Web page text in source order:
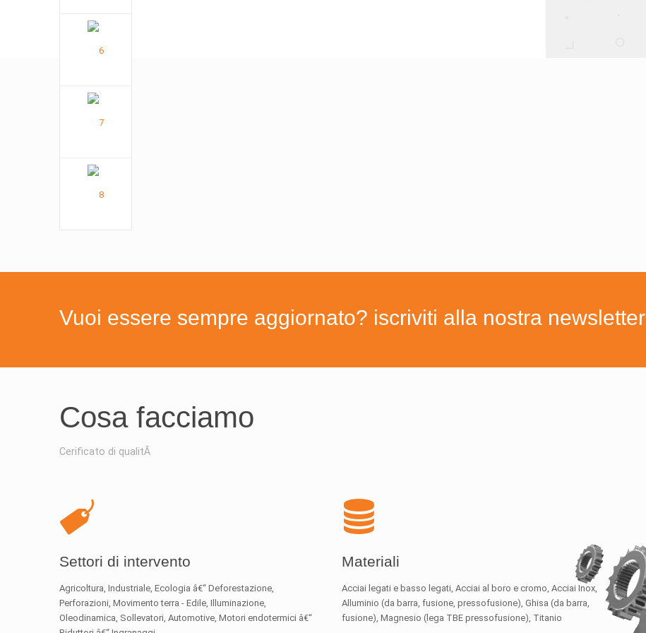
Vuoi essere sempre aggiornato? iscriviti alla nostra newsletter
Cosa facciamo
Cerificato di qualitÃ
Settori di intervento
Agricoltura, Industriale, Ecologia â€“ Deforestazione,
Perforazioni, Movimento terra - Edile, Illuminazione,
Oleodinamica, Sollevatori, Automotive, Motori endotermici â€“
Materiali
Acciai legati e basso legati, Acciai al boro e cromo, Acciai Inox,
Alluminio (da barra, fusione, pressofusione), Ghisa (da barra,
fusione), Magnesio (lega TBE pressofusione), Titanio